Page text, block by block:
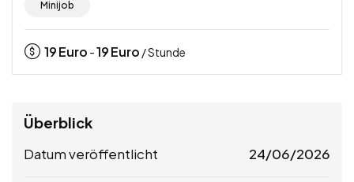
Minijob
19Euro -19Euro / Stunde
Überblick
Datum veröffentlicht 24/06/2026